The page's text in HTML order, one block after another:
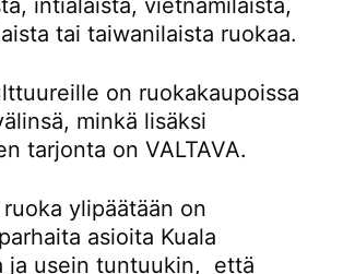
intialaista, vietnamilaista,
tai taiwanilaista ruokaa.
on ruokakaupoissa
minkä lisäksi
tarjonta on VALTAVA.
ruoka ylipäätään on
asioita Kuala
ja usein tuntuukin, että